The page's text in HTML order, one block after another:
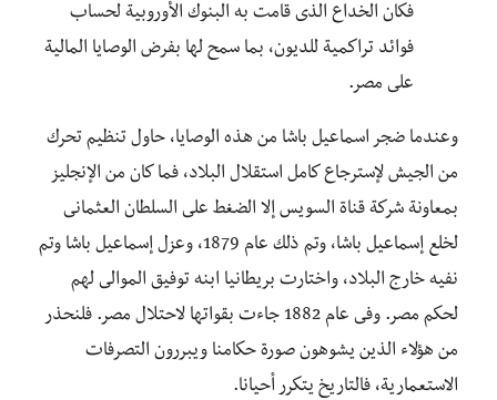
فكان الخداع الذى قامت به البنوك الأوروبية لحساب
فوائد تراكمية للديون، بما سمح لها بفرض الوصايا المالية
على مصر.
وعندما ضجر اسماعيل باشا من هذه الوصايا، حاول تنظيم تحرك
من الجيش لإسترجاع كامل استقلال البلاد، فما كان من الإنجليز
بمعاونة شركة قناة السويس إلا الضغط على السلطان العثمانى
لخلع إسماعيل باشا، وتم ذلك عام 1879، وعزل إسماعيل باشا وتم
نفيه خارج البلاد، واختارت بريطانيا ابنه توفيق الموالى لهم
لحكم مصر. وفى عام 1882 جاءت بقواتها لاحتلال مصر. فلنحذر
من هؤلاء الذين يشوهون صورة حكامنا ويبررون التصرفات
الاستعمارية، فالتاريخ يتكرر أحيانا.